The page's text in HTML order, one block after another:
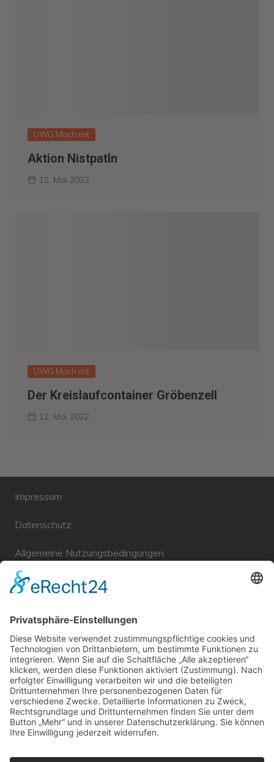
UWG Mach mit
Aktion NistpatIn
12. Mai 2022
UWG Mach mit
Der Kreislaufcontainer Gröbenzell
12. Mai 2022
Impressum
Datenschutz
Allgemeine Nutzungsbedingungen
Links
Unabhängige WählerGemeinschaft Gröbenzell
Wir sind ein Querschnitt der Gesellschaft bezüglich des
Alters, der Berufe, Herkunft, Interessen und Ansichten.
Bei uns kann man nicht Mitglied werden und wir haben
keine starren Strukturen, aber dafür viel Energie und